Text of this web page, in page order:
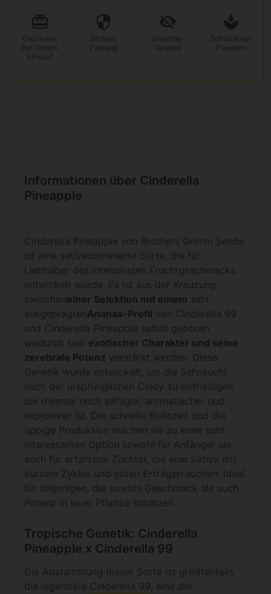
Geschenk
Bei Jedem
Einkauf
Sichere
Zahlung
Diskreter
Versand
Schütze den
Planeten
Informationen über Cinderella
Pineapple
Cinderella Pineapple von Brothers Grimm Seeds
ist eine sativadominierte Sorte, die für
Liebhaber des intensivsten Fruchtgeschmacks
entwickelt wurde. Es ist aus der Kreuzung
zwischeneiner Selektion mit einem sehr
ausgeprägtenAnanas-Profil von Cinderella 99
und Cinderella Pineapple selbst geboren,
wodurch sein exotischer Charakter und seine
zerebrale Potenz verstärkt werden. Diese
Genetik wurde entwickelt, um die Sehnsucht
nach der ursprünglichen Cindy zu befriedigen,
die diesmal noch saftiger, aromatischer und
explosiver ist. Die schnelle Blütezeit und die
üppige Produktion machen sie zu einer sehr
interessanten Option sowohl für Anfänger als
auch für erfahrene Züchter, die eine Sativa mit
kurzem Zyklus und guten Erträgen suchen. Ideal
für diejenigen, die sowohl Geschmack als auch
Potenz in einer Pflanze schätzen.
Tropische Genetik: Cinderella
Pineapple x Cinderella 99
Die Abstammung dieser Sorte ist größtenteils
die legendäre Cinderella 99, eine der